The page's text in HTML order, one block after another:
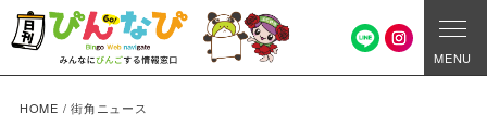
MENU
HOME /街角ニュース